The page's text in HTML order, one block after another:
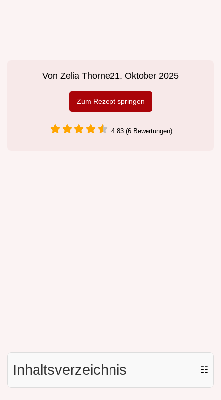
Von Zelia Thorne21. Oktober 2025
Zum Rezept springen
4.83 (6 Bewertungen)
Inhaltsverzeichnis ☷